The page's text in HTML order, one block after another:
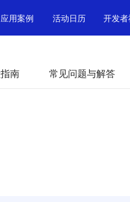
应用案例 活动日历 开发
南 常见问题与解答